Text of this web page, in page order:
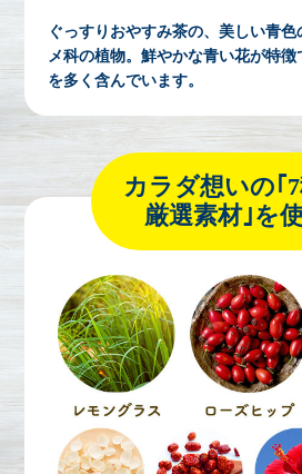
ぐっすりおやすみ茶の、美しい青
メ科の植物。鮮やかな青い花が特
を多く含んでいます。
カラダ想いの｢
厳選素材｣を